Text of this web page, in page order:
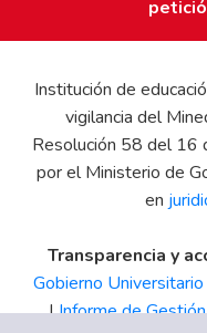
Institución de
vigilancia del
Resolución 58 del 16
por el Ministerio de
en
Transparencia y
Gobierno Universitario
|Informe de Gestión